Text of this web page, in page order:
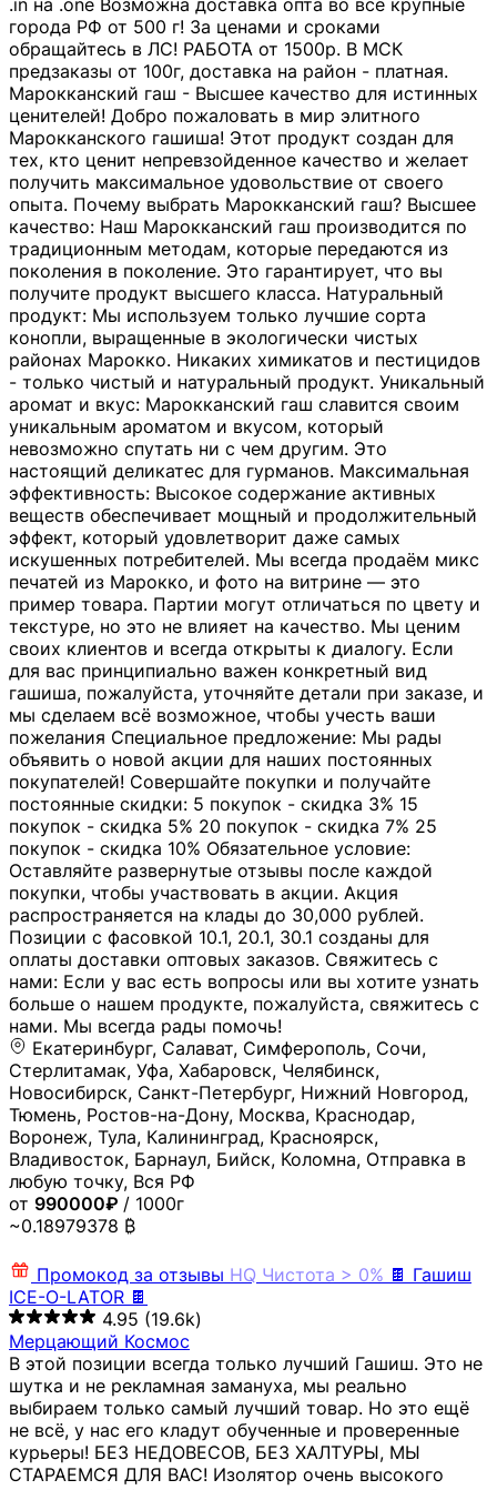
.in на .one Возможна доставка опта во все крупные
города РФ от 500 г! За ценами и сроками
обращайтесь в ЛС! РАБОТА от 1500р. В МСК
предзаказы от 100г, доставка на район - платная.
Марокканский гаш - Высшее качество для истинных
ценителей! Добро пожаловать в мир элитного
Марокканского гашиша! Этот продукт создан для
тех, кто ценит непревзойденное качество и желает
получить максимальное удовольствие от своего
опыта. Почему выбрать Марокканский гаш? Высшее
качество: Наш Марокканский гаш производится по
традиционным методам, которые передаются из
поколения в поколение. Это гарантирует, что вы
получите продукт высшего класса. Натуральный
продукт: Мы используем только лучшие сорта
конопли, выращенные в экологически чистых
районах Марокко. Никаких химикатов и пестицидов
- только чистый и натуральный продукт. Уникальный
аромат и вкус: Марокканский гаш славится своим
уникальным ароматом и вкусом, который
невозможно спутать ни с чем другим. Это
настоящий деликатес для гурманов. Максимальная
эффективность: Высокое содержание активных
веществ обеспечивает мощный и продолжительный
эффект, который удовлетворит даже самых
искушенных потребителей. Мы всегда продаём микс
печатей из Марокко, и фото на витрине — это
пример товара. Партии могут отличаться по цвету и
текстуре, но это не влияет на качество. Мы ценим
своих клиентов и всегда открыты к диалогу. Если
для вас принципиально важен конкретный вид
гашиша, пожалуйста, уточняйте детали при заказе, и
мы сделаем всё возможное, чтобы учесть ваши
пожелания Специальное предложение: Мы рады
объявить о новой акции для наших постоянных
покупателей! Совершайте покупки и получайте
постоянные скидки: 5 покупок - скидка 3% 15
покупок - скидка 5% 20 покупок - скидка 7% 25
покупок - скидка 10% Обязательное условие:
Оставляйте развернутые отзывы после каждой
покупки, чтобы участвовать в акции. Акция
распространяется на клады до 30,000 рублей.
Позиции с фасовкой 10.1, 20.1, 30.1 созданы для
оплаты доставки оптовых заказов. Свяжитесь с
нами: Если у вас есть вопросы или вы хотите узнать
больше о нашем продукте, пожалуйста, свяжитесь с
нами. Мы всегда рады помочь!
Екатеринбург, Салават, Симферополь, Сочи,
Стерлитамак, Уфа, Хабаровск, Челябинск,
Новосибирск, Санкт-Петербург, Нижний Новгород,
Тюмень, Ростов-на-Дону, Москва, Краснодар,
Воронеж, Тула, Калининград, Красноярск,
Владивосток, Барнаул, Бийск, Коломна, Отправка в
любую точку, Вся РФ
от 990000₽ / 1000г
~0.18979378 ₿
Промокод за отзывы HQ Чистота > 0% 🍫 Гашиш
ICE-O-LATOR 🍫
4.95 (19.6k)
Мерцающий Космос
В этой позиции всегда только лучший Гашиш. Это не
шутка и не рекламная замануха, мы реально
выбираем только самый лучший товар. Но это ещё
не всё, у нас его кладут обученные и проверенные
курьеры! БЕЗ НЕДОВЕСОВ, БЕЗ ХАЛТУРЫ, МЫ
СТАРАЕМСЯ ДЛЯ ВАС! Изолятор очень высокого